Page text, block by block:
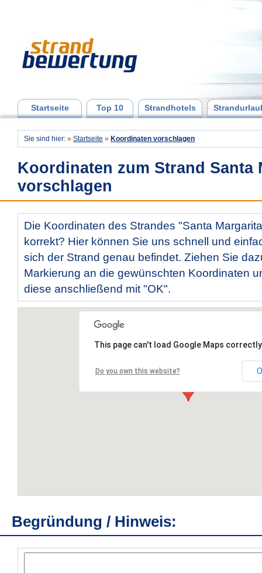
Startseite Top 10 Strandhotels
Sie sind hier: » Startseite » Koordinaten vorschlagen
Koordinaten zum Strand Santa
vorschlagen
Die Koordinaten des Strandes "Santa
korrekt? Hier können Sie uns schnell und
sich der Strand genau befindet. Ziehen Sie
Markierung an die gewünschten Koordinaten
diese anschließend mit "OK".
This page can't load Google Maps
Do you own this website?
Begründung / Hinweis: